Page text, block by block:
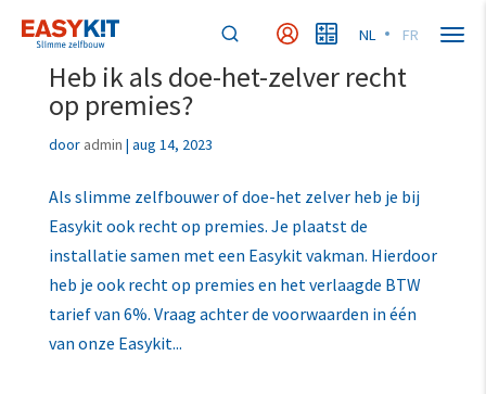
MyEasykitMyBudget
NL FR
Heb ik als doe-het-zelver recht
op premies?
door admin | aug 14, 2023
Als slimme zelfbouwer of doe-het zelver heb je bij
Easykit ook recht op premies. Je plaatst de
installatie samen met een Easykit vakman. Hierdoor
heb je ook recht op premies en het verlaagde BTW
tarief van 6%. Vraag achter de voorwaarden in één
van onze Easykit...